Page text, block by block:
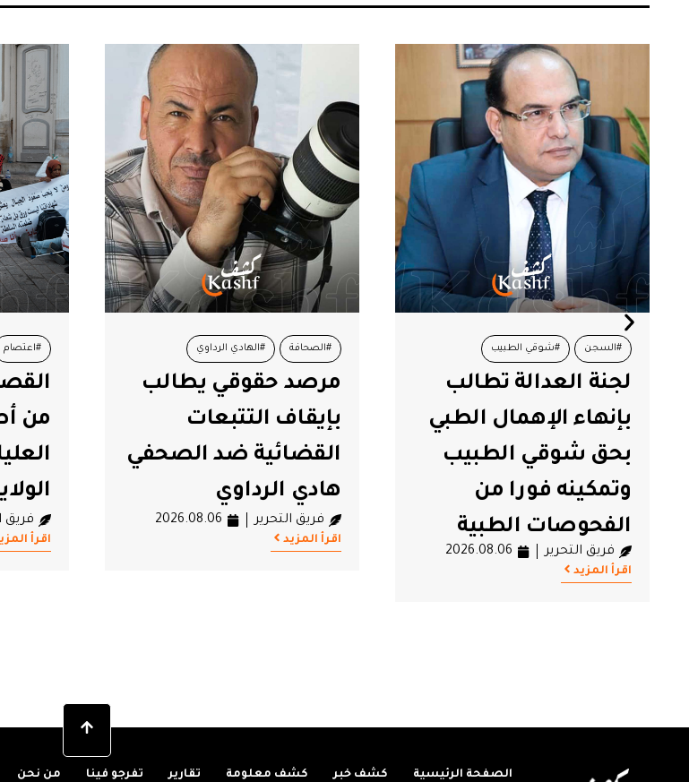
#السجن #شوقي الطبيب
#لجنة العدالة #محاكمات
لجنة العدالة تطالب
بإنهاء الإهمال الطبي
بحق شوقي الطبيب
وتمكينه فورا من
الفحوصات الطبية
فريق التحرير 2026.08.06
اقرأ المزيد
#الصحافة #الهادي الرداوي
#حرية التعبير #محاكمات
#مرصد الحرية لتونس
مرصد حقوقي يطالب
بإيقاف التتبعات
القضائية ضد الصحفي
هادي الرداوي
فريق التحرير 2026.08.06
اقرأ المزيد
#اعتصام
من
فريق
اقرأ
الصفحة الرئيسية كشف خبر كشف معلومة تقارير تفرجو فينا من نحن